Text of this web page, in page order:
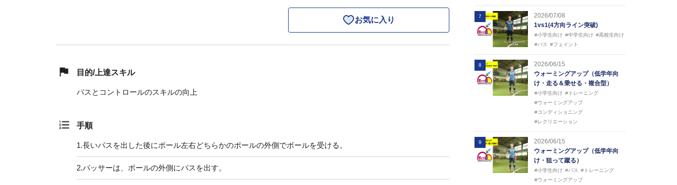
お気に入り
目的/上達スキル
パスとコントロールのスキルの向上
手順
1.長いパスを出した後にポール左右どちらかのポールの外側でボールを受ける。
2.パッサーは、ポールの外側にパスを出す。
7
2026/07/08
1vs1(4方向ライン突破)
#小学生向け #中学生向け #高校生向け
#パス
#フェイント
8
2026/06/15
ウォーミングアップ（低学年向
け・走る＆乗せる・複合型）
#小学生向け #トレーニング
#ウォーミングアップ
#コンディショニング
#レクリエーション
9
2026/06/15
ウォーミングアップ（低学年向
け・狙って蹴る）
#小学生向け #パス
#トレーニング
#ウォーミングアップ